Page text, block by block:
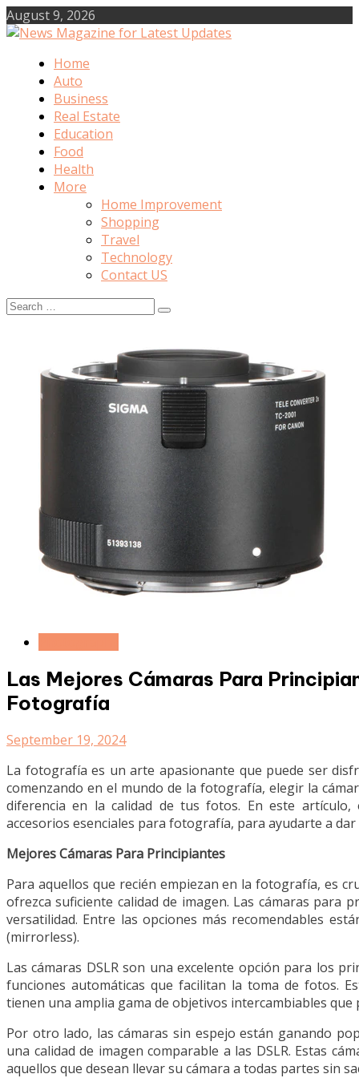
Skip
to
August 9, 2026
News Magazine for Latest Updates
Home
Auto
Business
Real Estate
Education
Food
Health
More
Home Improvement
Shopping
Travel
Technology
Contact US
Search
Las Mejores Cámaras Para
Fotografía
September 19, 2024
La fotografía es un arte apasionante que puede ser
comenzando en el mundo de la fotografía, elegir la
diferencia en la calidad de tus fotos. En este
accesorios esenciales para fotografía, para ayudarte a
Mejores Cámaras Para Principiantes
Para aquellos que recién empiezan en la fotografía, es
ofrezca suficiente calidad de imagen. Las cámaras para
versatilidad. Entre las opciones más recomendables
(mirrorless).
Las cámaras DSLR son una excelente opción para los
funciones automáticas que facilitan la toma de fotos.
tienen una amplia gama de objetivos intercambiables
Por otro lado, las cámaras sin espejo están ganando
una calidad de imagen comparable a las DSLR. Estas
aquellos que desean llevar su cámara a todas partes sin